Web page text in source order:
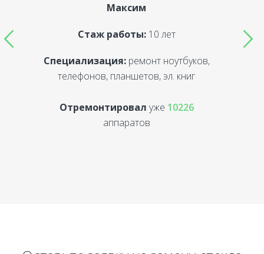
Максим
Стаж работы:10 лет
Специализация:ремонт ноутбуков,
телефонов, планшетов, эл. книг
Отремонтировал уже 10226
аппаратов